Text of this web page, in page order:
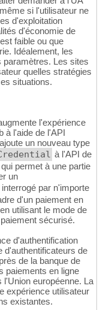
si l'utilisateur ne
d'exploitation
d'économie de
faible ou que
Idéalement, les
Les sites
quelles stratégies
situations.
l'expérience
à l'aide de l'API
un nouveau type
à l'API de
permet à une partie
un
par n'importe
d'un paiement en
utilisant le mode de
sécurisé.
d'authentification
d'authentificateurs de
de la banque de
paiements en ligne
européenne. La
expérience utilisateur
existantes.